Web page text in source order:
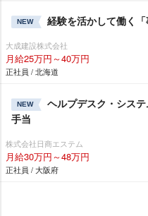
NEW 経験を活かして働く
大成建設株式会社
月給25万円～40万円
正社員 / 北海道
NEW
ヘルプデスク・シス
手当
株式会社日商エステム
月給30万円～48万円
正社員 / 大阪府